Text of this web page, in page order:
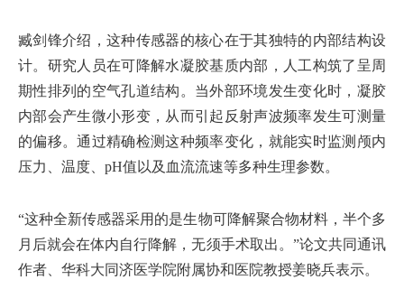
臧剑锋介绍，这种传感器的核心在于其独特的内部结构设
计。研究人员在可降解水凝胶基质内部，人工构筑了呈周
期性排列的空气孔道结构。当外部环境发生变化时，凝胶
内部会产生微小形变，从而引起反射声波频率发生可测量
的偏移。通过精确检测这种频率变化，就能实时监测颅内
压力、温度、pH值以及血流流速等多种生理参数。
“这种全新传感器采用的是生物可降解聚合物材料，半个多
月后就会在体内自行降解，无须手术取出。”论文共同通讯
作者、华科大同济医学院附属协和医院教授姜晓兵表示。